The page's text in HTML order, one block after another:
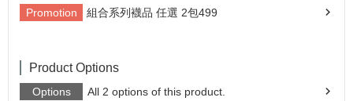
Promotion 組合系列襪品 任選 2包499
Product Options
Options All 2 options of this product.